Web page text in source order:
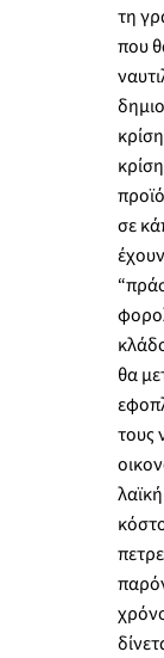
τη
που
σε
θα
τους